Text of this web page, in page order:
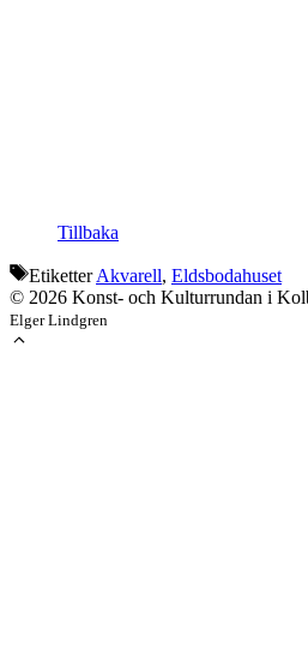
Tillbaka
EtiketterAkvarell, Eldsbodahuset
© 2026 Konst- och Kulturrundan i
Elger Lindgren